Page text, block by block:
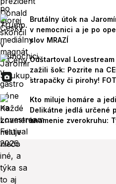
Brutálny útok na
v nemocnici a je po
slov MRAZÍ
Odštartoval
zažili šok: Pozrite na
strapačky či pirohy!
Kto miluje homáre a
Delikátne jedlá určené
znamenie zverokruhu: